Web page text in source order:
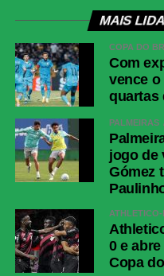
Cartões Vermelhos
Palmeiras
Junior Barranquilla
MAIS
COPA DO
Com
vence o
quartas
PALMEIRAS
jogo de
Gómez
ATHLETICO-
0 e
Copa